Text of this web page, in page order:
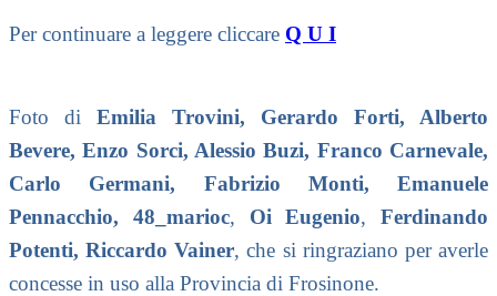
Per continuare a leggere cliccare Q U I
Foto di Emilia Trovini, Gerardo Forti, Alberto
Bevere, Enzo Sorci, Alessio Buzi, Franco Carnevale,
Carlo Germani, Fabrizio Monti, Emanuele
Pennacchio, 48_marioc, Oi Eugenio, Ferdinando
Potenti, Riccardo Vainer, che si ringraziano per averle
concesse in uso alla Provincia di Frosinone.